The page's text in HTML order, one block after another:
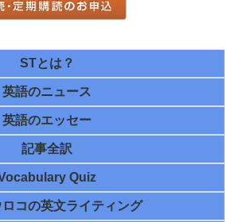
STとは？
英語のニュース
英語のエッセー
記事全訳
Quiz
ロコの英文ライティング